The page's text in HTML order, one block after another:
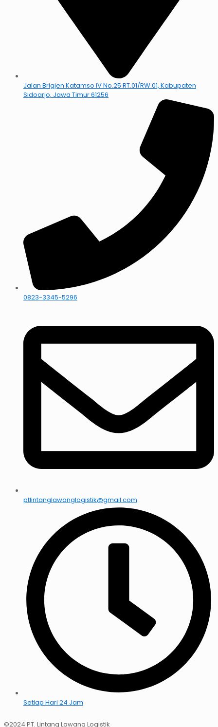
Jalan Brigjen Katamso IV No.25 RT.01/RW.01, Kabupaten
Sidoarjo, Jawa Timur 61256
0823-3345-5296
ptlintanglawanglogistik@gmail.com
Setiap Hari 24 Jam
©2024 PT. Lintang Lawang Logistik